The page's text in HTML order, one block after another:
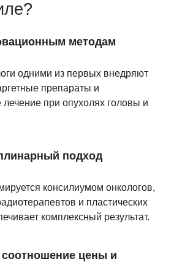
методам
одними из первых внедряют
препараты и
при опухолях головы и
подход
консилиумом онкологов,
и пластических
комплексный результат.
цены и